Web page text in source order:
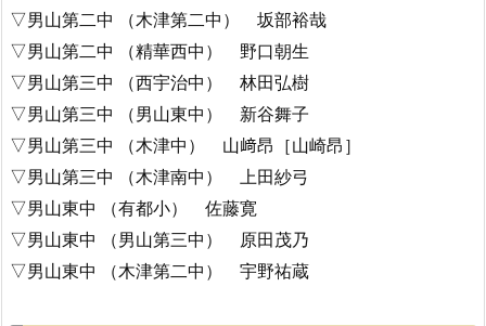
▽男山第二中 （木津第二中） 坂部裕哉
▽男山第二中 （精華西中） 野口朝生
▽男山第三中 （西宇治中） 林田弘樹
▽男山第三中 （男山東中） 新谷舞子
▽男山第三中 （木津中） 山﨑昂［山崎昂］
▽男山第三中 （木津南中） 上田紗弓
▽男山東中 （有都小） 佐藤寛
▽男山東中 （男山第三中） 原田茂乃
▽男山東中 （木津第二中） 宇野祐蔵